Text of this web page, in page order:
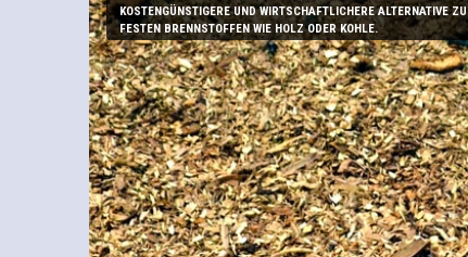
KOSTENGÜNSTIGERE UND WIRTSCHAFTLICHERE ALTERNATIVE ZU
FESTEN BRENNSTOFFEN WIE HOLZ ODER KOHLE.